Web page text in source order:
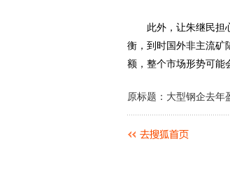
此外，让朱继民担心
衡，到时国外非主流矿
额，整个市场形势可能
原标题：大型钢企去年